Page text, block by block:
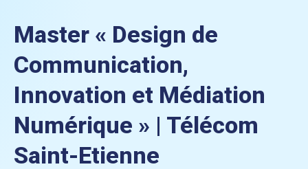
Master « Design de
Communication,
Innovation et Médiation
Numérique » | Télécom
Saint-Etienne